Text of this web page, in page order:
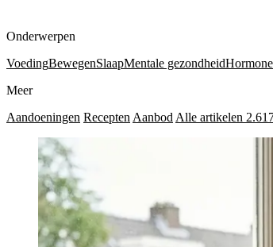
Onderwerpen
VoedingBewegenSlaapMentale gezondheid
Meer
Aandoeningen Recepten Aanbod Alle artikelen